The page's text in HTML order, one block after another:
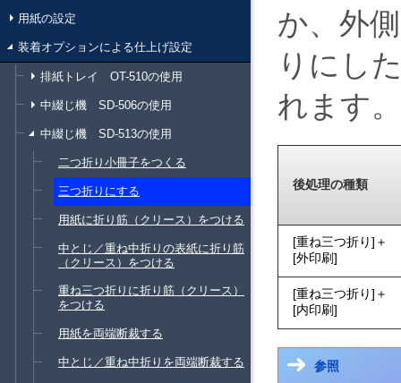
用紙の設定
装着オプションによる仕上げ設定
排紙トレイ OT-510の使用
中綴じ機 SD-506の使用
中綴じ機 SD-513の使用
二つ折り小冊子をつくる
三つ折りにする
用紙に折り筋（クリース）をつける
中とじ／重ね中折りの表紙に折り筋
（クリース）をつける
重ね三つ折りに折り筋（クリース）
をつける
用紙を両端断裁する
中とじ／重ね中折りを両端断裁する
か、外
りにし
れます。
後処理の種類
重ね三つ折り
＋
外印刷
重ね三つ折り
＋
内印刷
参照